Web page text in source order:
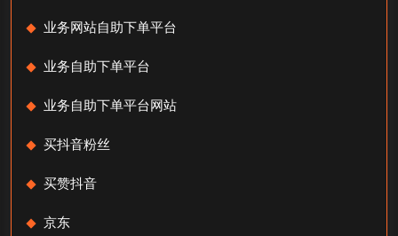
业务网站自助下单平台
业务自助下单平台
业务自助下单平台网站
买抖音粉丝
买赞抖音
京东